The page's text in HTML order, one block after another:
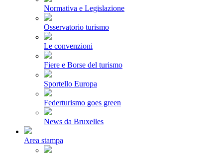
Normativa e Legislazione
Osservatorio turismo
Le convenzioni
Fiere e Borse del turismo
Sportello Europa
Federturismo goes green
News da Bruxelles
Area stampa